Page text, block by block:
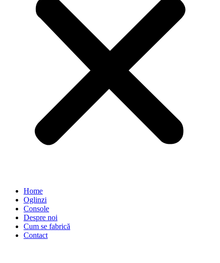
Home
Oglinzi
Console
Despre noi
Cum se fabrică
Contact